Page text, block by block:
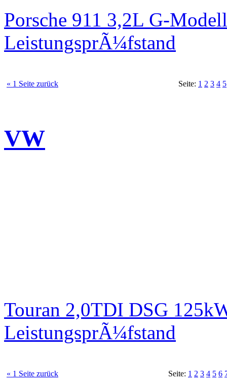
Porsche 911 3,2L G-
LeistungsprÃ¼fstand
« 1 Seite zurück Seite: 1 2 3 4 5
VW
Touran 2,0TDI DSG
LeistungsprÃ¼fstand
« 1 Seite zurück Seite: 1 2 3 4 5 6